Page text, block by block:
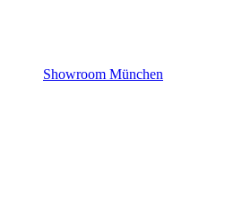
Showroom München